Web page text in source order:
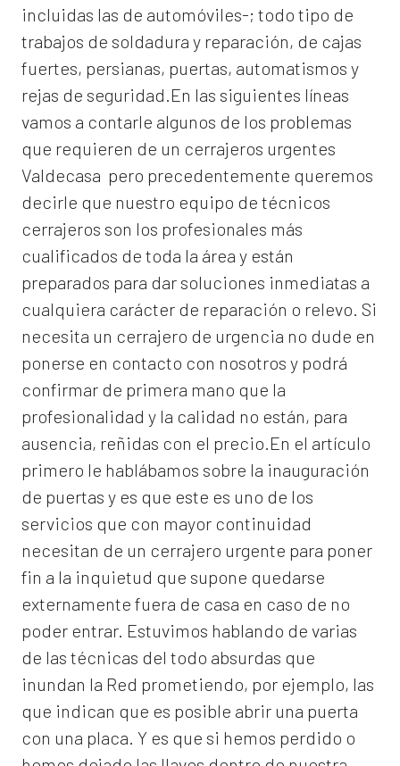
incluidas las de automóviles-; todo tipo de
trabajos de soldadura y reparación, de cajas
fuertes, persianas, puertas, automatismos y
rejas de seguridad.En las siguientes líneas
vamos a contarle algunos de los problemas
que requieren de un cerrajeros urgentes
Valdecasa pero precedentemente queremos
decirle que nuestro equipo de técnicos
cerrajeros son los profesionales más
cualificados de toda la área y están
preparados para dar soluciones inmediatas a
cualquiera carácter de reparación o relevo. Si
necesita un cerrajero de urgencia no dude en
ponerse en contacto con nosotros y podrá
confirmar de primera mano que la
profesionalidad y la calidad no están, para
ausencia, reñidas con el precio.En el artículo
primero le hablábamos sobre la inauguración
de puertas y es que este es uno de los
servicios que con mayor continuidad
necesitan de un cerrajero urgente para poner
fin a la inquietud que supone quedarse
externamente fuera de casa en caso de no
poder entrar. Estuvimos hablando de varias
de las técnicas del todo absurdas que
inundan la Red prometiendo, por ejemplo, las
que indican que es posible abrir una puerta
con una placa. Y es que si hemos perdido o